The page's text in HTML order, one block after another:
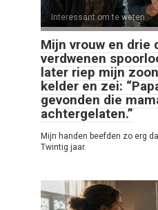
Interessant om te weten
Mijn vrouw en drie
verdwenen
later riep mijn
kelder en zei:
gevonden die
achtergelaten.”
Mijn handen beefden zo erg
Twintig jaar.